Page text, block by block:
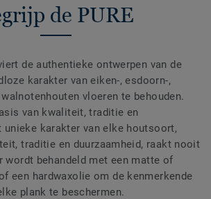
de PURE
de authentieke ontwerpen van de
karakter van eiken-, esdoorn-,
vloeren te behouden.
van kwaliteit, traditie en
unieke karakter van elke houtsoort,
traditie en duurzaamheid, raakt nooit
wordt behandeld met een matte of
een hardwaxolie om de kenmerkende
plank te beschermen.